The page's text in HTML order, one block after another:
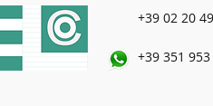
+39 02 20
+39 351